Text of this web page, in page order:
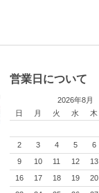
営業日について
2026年8月
日
月 火 水 木
2
3 4 5 6
9
10 11 12 13
16
17 18 19 20